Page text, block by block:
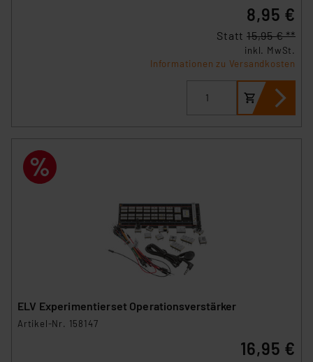
8,95 €
Statt 15,95 € **
inkl. MwSt.
Informationen zu Versandkosten
ELV Experimentierset Operationsverstärker
Artikel-Nr. 158147
16,95 €